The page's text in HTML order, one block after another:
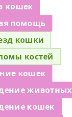
кошек
помощь
кошки
костей
кошек
животных
кошек